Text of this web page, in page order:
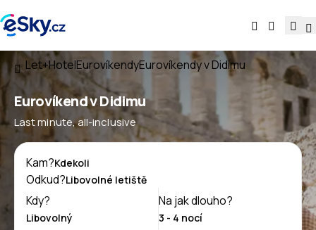
Let+HotelEurovíkendyEurovíkendy v Didimu
Eurovíkend v Didimu
Last minute, all-inclusive
Kam?
Odkud?
Kdy?
Na jak dlouho?